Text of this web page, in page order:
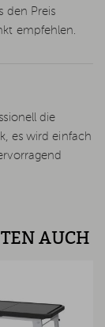
den Preis
empfehlen.
die
es wird einfach
AUCH